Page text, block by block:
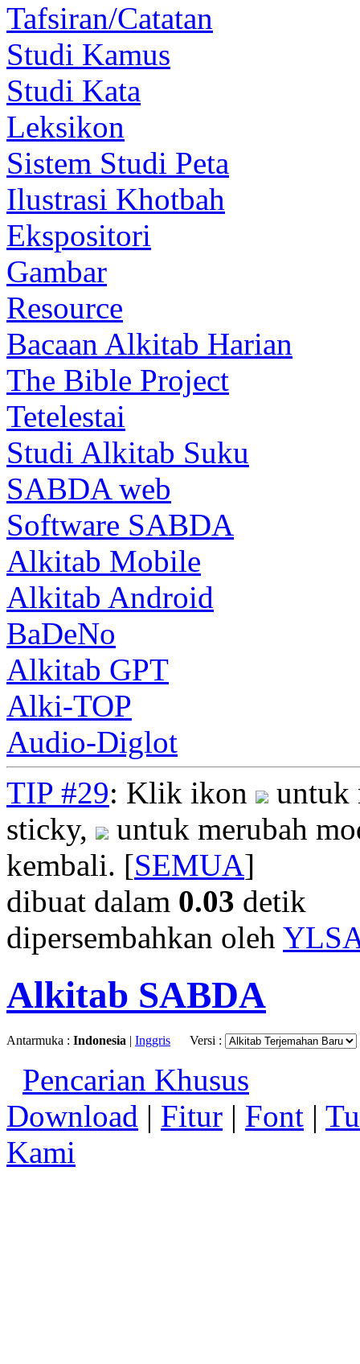
Tafsiran/Catatan
Studi Kamus
Studi Kata
Leksikon
Sistem Studi Peta
Ilustrasi Khotbah
Ekspositori
Gambar
Resource
Bacaan Alkitab Harian
The Bible Project
Tetelestai
Studi Alkitab Suku
SABDA web
Software SABDA
Alkitab Mobile
Alkitab Android
BaDeNo
Alkitab GPT
Alki-TOP
Audio-Diglot
TIP #29: Klik ikon
untuk
sticky,
untuk merubah
kembali. [SEMUA]
dibuat dalam 0.03 detik
dipersembahkan oleh
Alkitab SABDA
Antarmuka : Indonesia | Inggris Versi :
Pencarian Khusus
Download | Fitur | Font |
Kami